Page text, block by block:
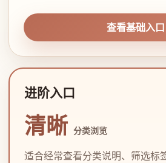
查看基础入口
进阶入口
清晰 分类浏览
适合经常查看分类说明、筛选标